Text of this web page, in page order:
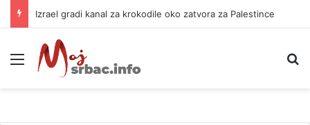
Izrael gradi kanal za krokodile oko zatvora za Palestince
Meni